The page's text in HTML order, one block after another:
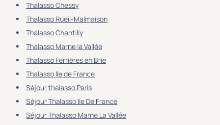
Thalasso Chessy
Thalasso Rueil-Malmaison
Thalasso Chantilly
Thalasso Marne la Vallée
Thalasso Ferrières en Brie
Thalasso Ile de France
Séjour thalasso Paris
Séjour Thalasso Ile De France
Séjour Thalasso Marne La Vallée